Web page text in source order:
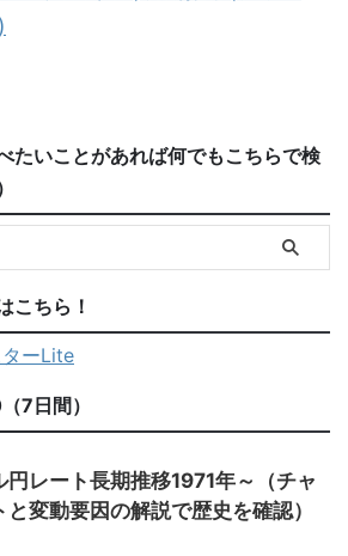
たいことがあれば何でもこちらで検
こちら！
ーLite
7日間）
円レート長期推移1971年～（チャ
と変動要因の解説で歴史を確認）